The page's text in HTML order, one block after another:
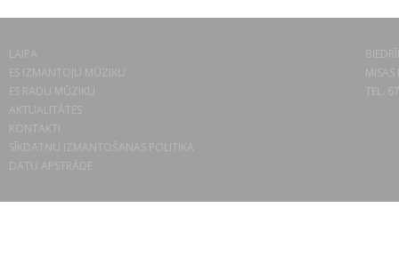
LAIPA
ES IZMANTOJU MŪZIKU
ES RADU MŪZIKU
AKTUALITĀTES
KONTAKTI
SĪKDATŅU IZMANTOŠANAS POLITIKA
DATU APSTRĀDE
TEL.